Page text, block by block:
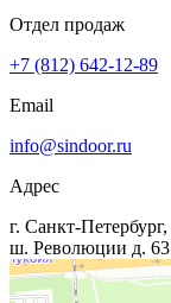
Отдел продаж
+7 (812) 642-12-89
Email
info@sindoor.ru
Адрес
г. Санкт-Петербург,
ш. Революции д. 63